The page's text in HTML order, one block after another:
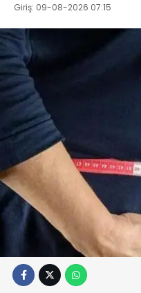
Giriş: 09-08-2026 07:15